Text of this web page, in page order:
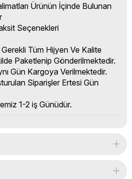
Ürünün İçinde Bulunan
Seçenekleri
Tüm Hijyen Ve Kalite
Paketlenip Gönderilmektedir.
Gün Kargoya Verilmektedir.
Siparişler Ertesi Gün
1-2 iş Günüdür.